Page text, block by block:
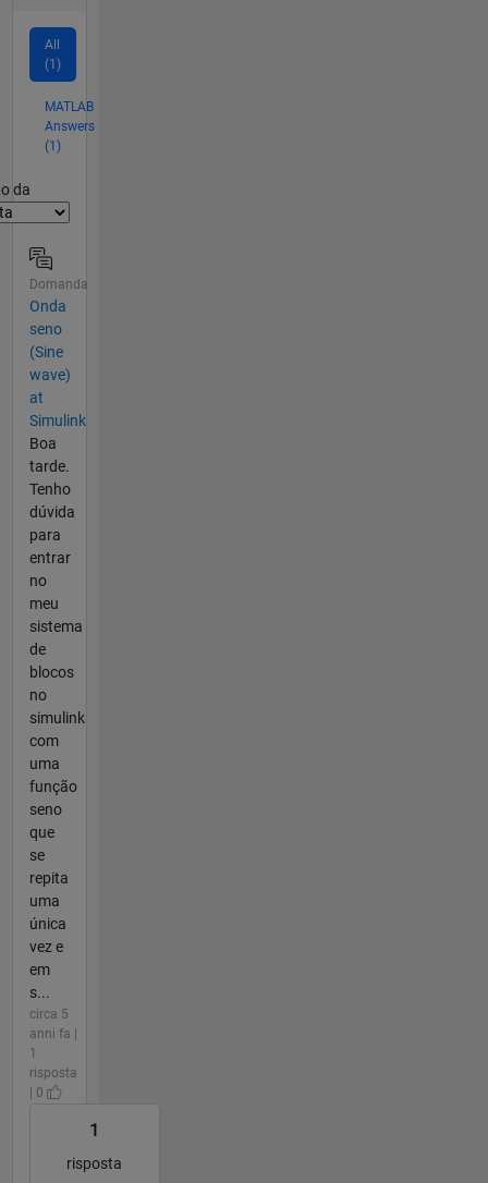
All
(1)
MATLAB
Answers
(1)
da
Domanda
Onda
seno
(Sine
wave)
at
Simulink
Boa
tarde.
Tenho
dúvida
para
entrar
no
meu
sistema
de
blocos
no
simulink
com
uma
função
seno
que
se
repita
uma
única
vez e
em
s...
circa 5
anni fa |
1
risposta
| 0
1
risposta